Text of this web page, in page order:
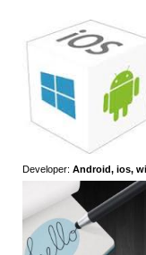
Developer: Android, ios,